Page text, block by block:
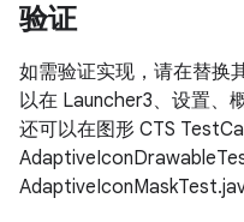
验证
如需验证实现，请在替换
以在 Launcher3、设置、
还可以在图形 CTS